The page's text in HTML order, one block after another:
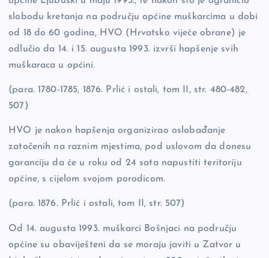
slobodu kretanja na području općine muškarcima u dobi
od 18 do 60 godina, HVO (Hrvatsko vijeće obrane) je
odlučio da 14. i 15. augusta 1993. izvrši hapšenje svih
muškaraca u općini.
(para. 1780-1785, 1876. Prlić i ostali, tom II, str. 480-482,
507)
HVO je nakon hapšenja organizirao oslobađanje
zatočenih na raznim mjestima, pod uslovom da donesu
garanciju da će u roku od 24 sata napustiti teritoriju
općine, s cijelom svojom porodicom.
(para. 1876. Prlić i ostali, tom II, str. 507)
Od 14. augusta 1993. muškarci Bošnjaci na području
općine su obaviješteni da se moraju javiti u Zatvor u